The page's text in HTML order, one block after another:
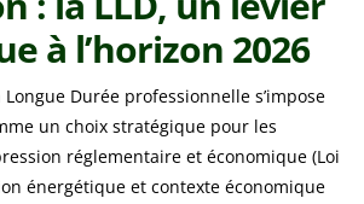
à l’horizon 2026
Longue Durée professionnelle s’impose
un choix stratégique pour les
réglementaire et économique (Loi
énergétique et contexte économique